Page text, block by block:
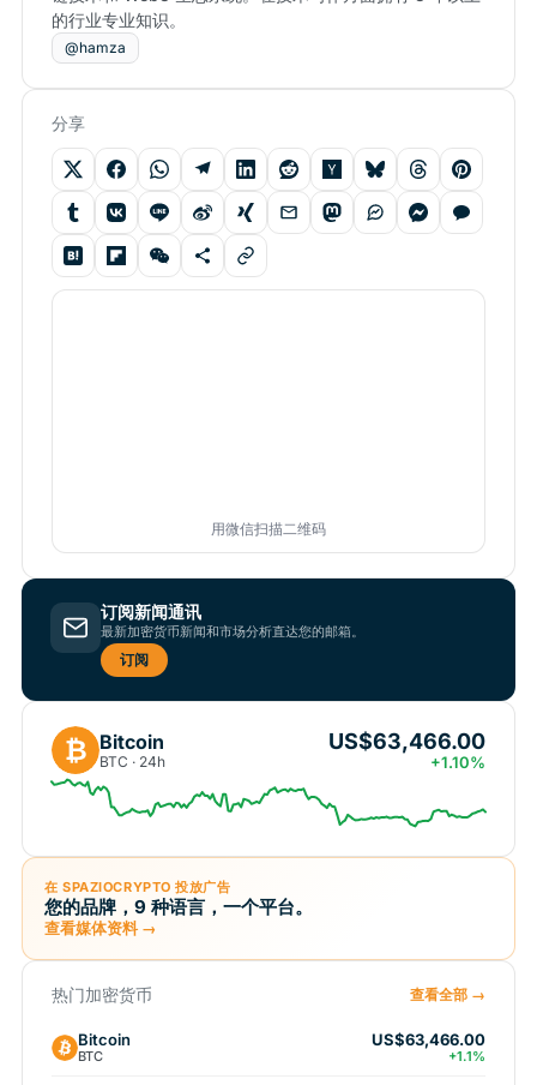
的行业专业知识。
@hamza
分享
用微信扫描二维码
订阅新闻通讯
最新加密货币新闻和市场分析直达您的邮箱。
订阅
₿ Bitcoin
BTC · 24h
US$63,466.00
+1.10%
在 SPAZIOCRYPTO 投放广告
您的品牌，9 种语言，一个平台。
查看媒体资料 →
热门加密货币 查看全部 →
Bitcoin
BTC
US$63,466.00
+1.1%